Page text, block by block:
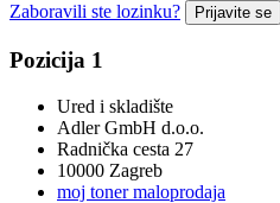
Zaboravili ste lozinku? Prijavite se
Pozicija 1
Ured i skladište
Adler GmbH d.o.o.
Radnička cesta 27
10000 Zagreb
moj toner maloprodaja